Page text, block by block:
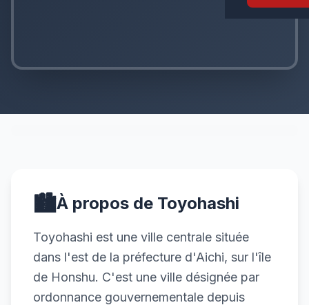
🏙️À propos de Toyohashi
Toyohashi est une ville centrale située
dans l'est de la préfecture d'Aichi, sur l'île
de Honshu. C'est une ville désignée par
ordonnance gouvernementale depuis